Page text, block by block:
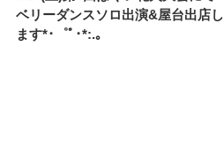
ベリーダンスソロ出演&屋台出店し
ます*･゜ﾟ･*:.｡